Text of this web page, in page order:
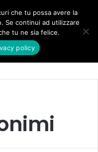
segreteria regionale
che tu possa avere la
Se continui ad utilizzare
tu ne sia felice.
policy